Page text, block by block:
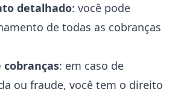
detalhado: você pode
de todas as cobranças
cobranças: em caso de
ou fraude, você tem o direito